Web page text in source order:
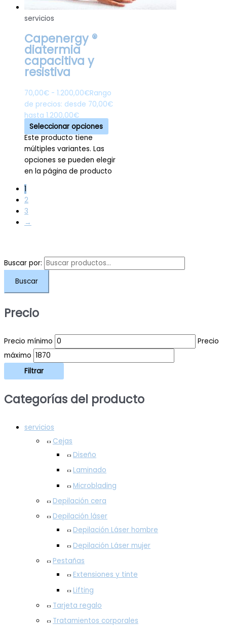
servicios
Capenergy ®
diatermia
capacitiva y
resistiva
70,00€ - 1.200,00€Rango
de precios: desde 70,00€
hasta 1.200,00€
Seleccionar opciones
Este producto tiene
múltiples variantes. Las
opciones se pueden elegir
en la página de producto
1
2
3
→
Buscar por:
Buscar
Precio
Precio mínimo
Precio
máximo
Filtrar
Categorías del producto
servicios
Cejas
Diseño
Laminado
Microblading
Depilación cera
Depilación láser
Depilación Láser hombre
Depilación Láser mujer
Pestañas
Extensiones y tinte
Lifting
Tarjeta regalo
Tratamientos corporales